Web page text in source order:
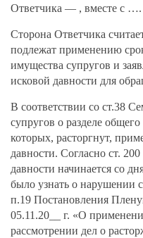
Ответчика — , вместе с ….
Сторона Ответчика
подлежат применению
имущества супругов и
исковой давности для
В соответствии со ст.38
супругов о разделе
которых, расторгнут,
давности. Согласно ст.
давности начинается со
было узнать о нарушении
п.19 Постановления
05.11.20__ г. «О
рассмотрении дел о